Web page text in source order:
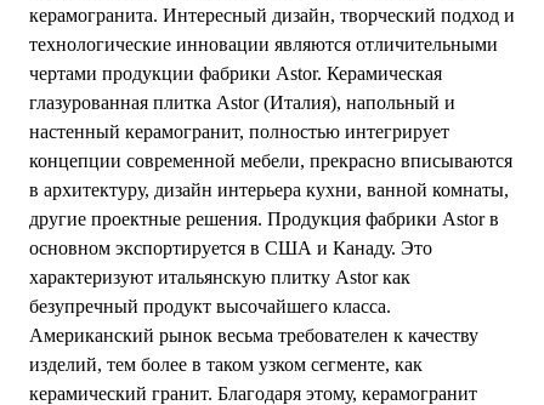
керамогранита. Интересный дизайн, творческий подход и
технологические инновации являются отличительными
чертами продукции фабрики Astor. Керамическая
глазурованная плитка Astor (Италия), напольный и
настенный керамогранит, полностью интегрирует
концепции современной мебели, прекрасно вписываются
в архитектуру, дизайн интерьера кухни, ванной комнаты,
другие проектные решения. Продукция фабрики Astor в
основном экспортируется в США и Канаду. Это
характеризуют итальянскую плитку Astor как
безупречный продукт высочайшего класса.
Американский рынок весьма требователен к качеству
изделий, тем более в таком узком сегменте, как
керамический гранит. Благодаря этому, керамогранит